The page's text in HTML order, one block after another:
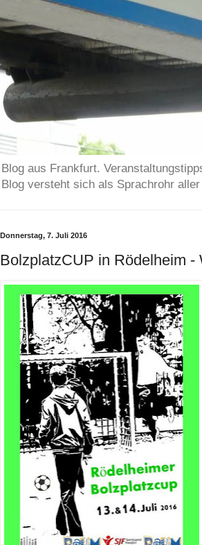
Blog aus Frankfurt.
Blog versteht sich als Sprachrohr
Donnerstag, 7. Juli 2016
BolzplatzCUP in Rödelheim -